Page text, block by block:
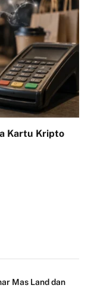
Kartu Kripto
Mas Land dan